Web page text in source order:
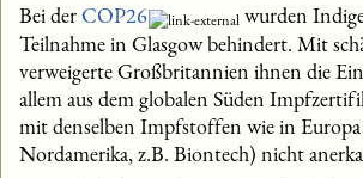
Bei derCOP26
wurden
Teilnahme in Glasgow behindert. Mit
verweigerte Großbritannien ihnen die
allem aus dem globalen Süden
mit denselben Impfstoffen wie in
Nordamerika, z.B. Biontech) nicht